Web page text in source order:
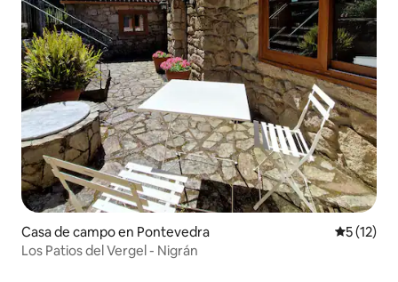
Casa de campo en Pontevedra
5 (12)
Los Patios del Vergel - Nigrán